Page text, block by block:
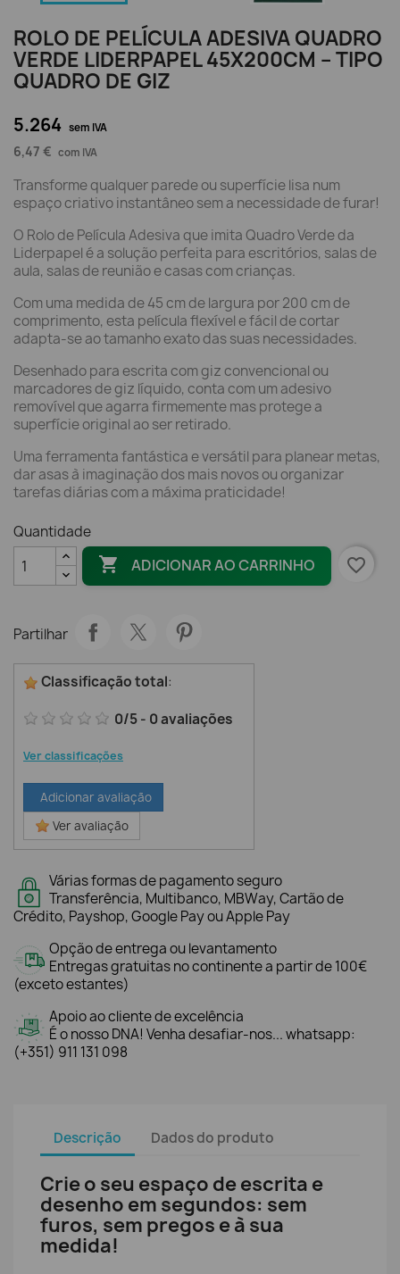
ROLO DE PELÍCULA ADESIVA QUADRO
VERDE LIDERPAPEL 45X200CM – TIPO
QUADRO DE GIZ
5.264 sem IVA
6,47 € com IVA
Transforme qualquer parede ou superfície lisa num
espaço criativo instantâneo sem a necessidade de furar!
O Rolo de Película Adesiva que imita Quadro Verde da
Liderpapel é a solução perfeita para escritórios, salas de
aula, salas de reunião e casas com crianças.
Com uma medida de 45 cm de largura por 200 cm de
comprimento, esta película flexível e fácil de cortar
adapta-se ao tamanho exato das suas necessidades.
Desenhado para escrita com giz convencional ou
marcadores de giz líquido, conta com um adesivo
removível que agarra firmemente mas protege a
superfície original ao ser retirado.
Uma ferramenta fantástica e versátil para planear metas,
dar asas à imaginação dos mais novos ou organizar
tarefas diárias com a máxima praticidade!
Quantidade
 ADICIONAR AO CARRINHO favorite_border
Partilhar
Classificação total:
0/5- 0avaliações
Ver classificações
Adicionar avaliação
Ver avaliação
Várias formas de pagamento seguro
Transferência, Multibanco, MBWay, Cartão de
Crédito, Payshop, Google Pay ou Apple Pay
Opção de entrega ou levantamento
Entregas gratuitas no continente a partir de 100€
(exceto estantes)
Apoio ao cliente de excelência
É o nosso DNA! Venha desafiar-nos... whatsapp:
(+351) 911 131 098
Descrição Dados do produto
Crie o seu espaço de escrita e
desenho em segundos: sem
furos, sem pregos e à sua
medida!